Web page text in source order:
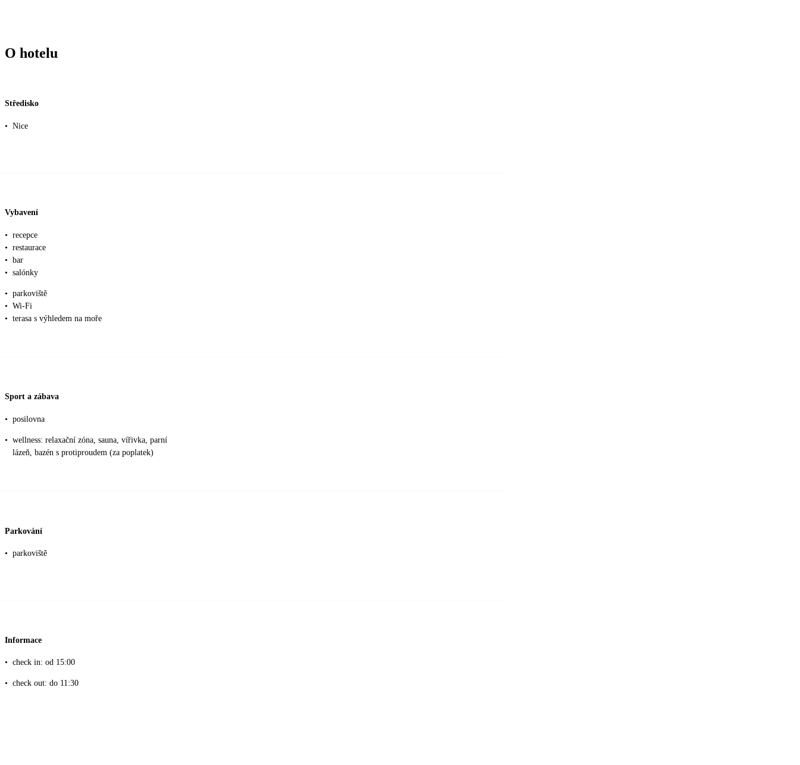
O hotelu
Středisko
• Nice
Vybavení
• recepce
• restaurace
• bar
• salónky
• parkoviště
• Wi-Fi
• terasa s výhledem na moře
Sport a zábava
• posilovna
• wellness: relaxační zóna, sauna, vířivka, parní
lázeň, bazén s protiproudem (za poplatek)
Parkování
• parkoviště
Informace
• check in: od 15:00
• check out: do 11:30